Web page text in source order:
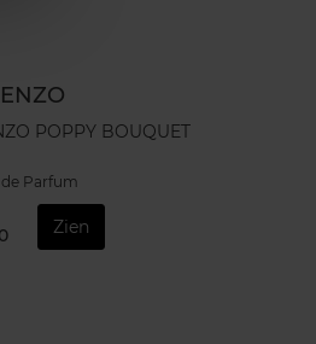
POPPY BOUQUET
de Parfum
Zien